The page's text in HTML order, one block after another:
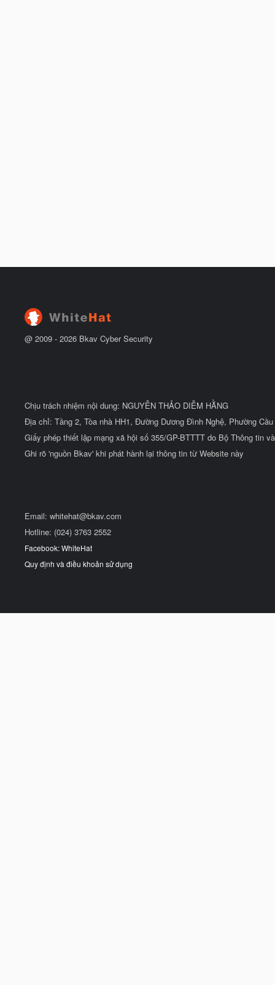
@ 2009 - 2026 Bkav Cyber Security
Chịu trách nhiệm nội dung: NGUYỄN THẢO DIỄM HẰNG
Địa chỉ: Tầng 2, Tòa nhà HH1, Đường Dương Đình Nghệ, Phường
Giấy phép thiết lập mạng xã hội số 355/GP-BTTTT do Bộ Thông tin
Ghi rõ 'nguồn Bkav' khi phát hành lại thông tin từ Website này
Email: whitehat@bkav.com
Hotline: (024) 3763 2552
Facebook: WhiteHat
Quy định và điều khoản sử dụng